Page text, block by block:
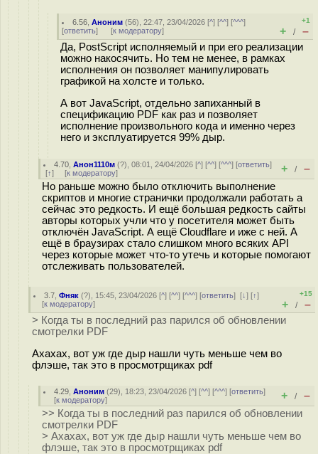
6.56 ,Аноним (56), 22:47, 23/04/2026 [^] [^^] [^^^]
[ответить] [к модератору]
+1
+ / –
Да, PostScript исполняемый и при его реализации
можно накосячить. Но тем не менее, в рамках
исполнения он позволяет манипулировать
графикой на холсте и только.
А вот JavaScript, отдельно запиханный в
спецификацию PDF как раз и позволяет
исполнение произвольного кода и именно через
него и эксплуатируется 99% дыр.
4.70 ,Анон1110м (?), 08:01, 24/04/2026 [^] [^^] [^^^] [ответить]
[↑] [к модератору] + / –
Но раньше можно было отключить выполнение
скриптов и многие странички продолжали работать а
сейчас это редкость. И ещё большая редкость сайты
авторы которых учли что у посетителя может быть
отключён JavaScript. А ещё Cloudflare и иже с ней. А
ещё в браузирах стало слишком много всяких API
через которые может что-то утечь и которые помогают
отслеживать пользователей.
3.7 ,Фняк (?), 15:45, 23/04/2026 [^] [^^] [^^^] [ответить][↓] [↑]
[к модератору]
+15
+ / –
> Когда ты в последний раз парился об обновлении
смотрелки PDF
Ахахах, вот уж где дыр нашли чуть меньше чем во
флэше, так это в просмотрщиках pdf
4.29 ,Аноним (29), 18:23, 23/04/2026 [^] [^^] [^^^] [ответить]
[к модератору] + / –
>> Когда ты в последний раз парился об обновлении
смотрелки PDF
> Ахахах, вот уж где дыр нашли чуть меньше чем во
флэше, так это в просмотрщиках pdf